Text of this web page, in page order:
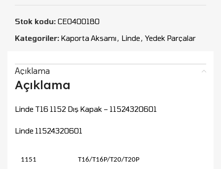
Stok kodu: CEO400180
Kategoriler: Kaporta Aksamı, Linde, Yedek Parçalar
Açıklama
Açıklama
Linde T16 1152 Dış Kapak – 11524320601
Linde 11524320601
1151 T16/T16P/T20/T20P